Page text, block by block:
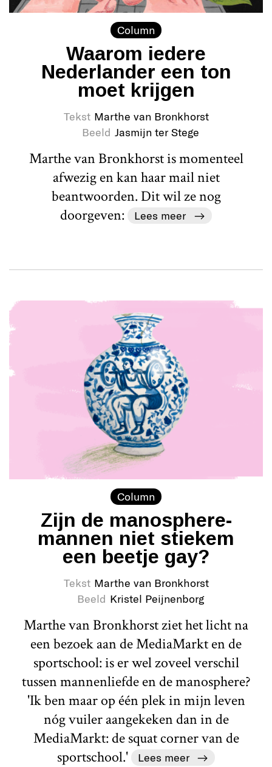
Column
Waarom iedere
Nederlander een ton
moet krijgen
Tekst Marthe van Bronkhorst
Beeld Jasmijn ter Stege
Marthe van Bronkhorst is momenteel
afwezig en kan haar mail niet
beantwoorden. Dit wil ze nog
doorgeven:
Lees meer
Column
Zijn de manosphere-
mannen niet stiekem
een beetje gay?
Tekst Marthe van Bronkhorst
Beeld Kristel Peijnenborg
Marthe van Bronkhorst ziet het licht na
een bezoek aan de MediaMarkt en de
sportschool: is er wel zoveel verschil
tussen mannenliefde en de manosphere?
'Ik ben maar op één plek in mijn leven
nóg vuiler aangekeken dan in de
MediaMarkt: de squat corner van de
sportschool.'
Lees meer